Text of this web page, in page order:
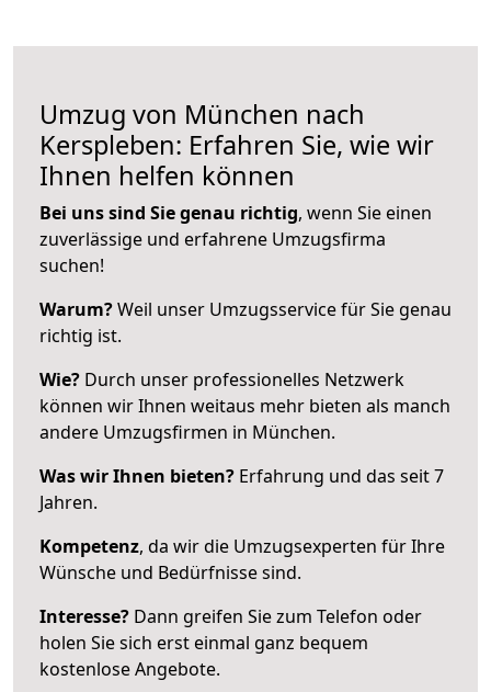
Umzug von München nach
Kerspleben: Erfahren Sie, wie wir
Ihnen helfen können
Bei uns sind Sie genau richtig, wenn Sie einen
zuverlässige und erfahrene Umzugsfirma
suchen!
Warum?Weil unser Umzugsservice für Sie genau
richtig ist.
Wie? Durch unser professionelles Netzwerk
können wir Ihnen weitaus mehr bieten als manch
andere Umzugsfirmen in München.
Was wir Ihnen bieten? Erfahrung und das seit 7
Jahren.
Kompetenz, da wir die Umzugsexperten für Ihre
Wünsche und Bedürfnisse sind.
Interesse? Dann greifen Sie zum Telefon oder
holen Sie sich erst einmal ganz bequem
kostenlose Angebote.